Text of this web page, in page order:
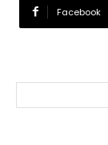
Facebook